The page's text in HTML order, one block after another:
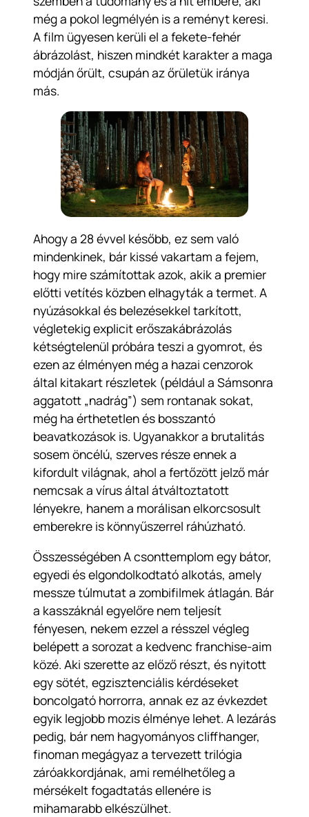
még a pokol legmélyén is a reményt keresi.
A film ügyesen kerüli el a fekete-fehér
ábrázolást, hiszen mindkét karakter a maga
módján őrült, csupán az őrületük iránya
más.
Ahogy a 28 évvel később, ez sem való
mindenkinek, bár kissé vakartam a fejem,
hogy mire számítottak azok, akik a premier
előtti vetítés közben elhagyták a termet. A
nyúzásokkal és belezésekkel tarkított,
végletekig explicit erőszakábrázolás
kétségtelenül próbára teszi a gyomrot, és
ezen az élményen még a hazai cenzorok
által kitakart részletek (például a Sámsonra
aggatott „nadrág”) sem rontanak sokat,
még ha érthetetlen és bosszantó
beavatkozások is. Ugyanakkor a brutalitás
sosem öncélú, szerves része ennek a
kifordult világnak, ahol a fertőzött jelző már
nemcsak a vírus által átváltoztatott
lényekre, hanem a morálisan elkorcsosult
emberekre is könnyűszerrel ráhúzható.
ÖsszességébenA csonttemplom egy bátor,
egyedi és elgondolkodtató alkotás, amely
messze túlmutat a zombifilmek átlagán. Bár
a kasszáknál egyelőre nem teljesít
fényesen, nekem ezzel a résszel végleg
belépett a sorozat a kedvenc franchise-aim
közé. Aki szerette az előző részt, és nyitott
egy sötét, egzisztenciális kérdéseket
boncolgató horrorra, annak ez az évkezdet
egyik legjobb mozis élménye lehet. A lezárás
pedig, bár nem hagyományos cliffhanger,
finoman megágyaz a tervezett trilógia
záróakkordjának, ami remélhetőleg a
mérsékelt fogadtatás ellenére is
mihamarabb elkészülhet.